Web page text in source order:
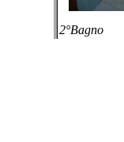
2°Bagno